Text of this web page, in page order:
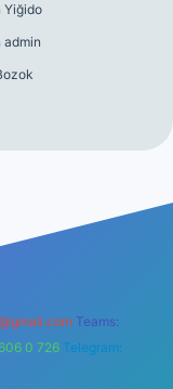
Yiğido
admin
Teams:
0 726 Telegram: